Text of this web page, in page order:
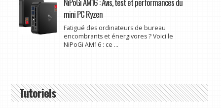
mini PC Ryzen
Fatigué des ordinateurs de bureau
encombrants et énergivores ? Voici le
NiPoGi AM16 : ce ...
Tutoriels